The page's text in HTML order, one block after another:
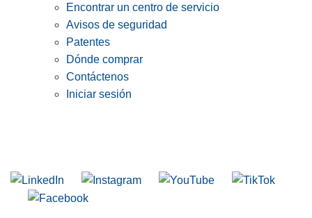
Encontrar un centro de servicio
Avisos de seguridad
Patentes
Dónde comprar
Contáctenos
Iniciar sesión